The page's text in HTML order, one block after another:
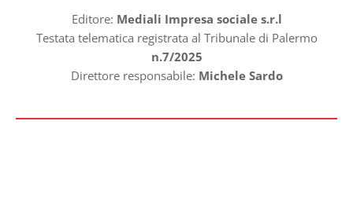
Editore: Mediali Impresa sociale s.r.l
Testata telematica registrata al Tribunale di Palermo
n.7/2025
Direttore responsabile: Michele Sardo